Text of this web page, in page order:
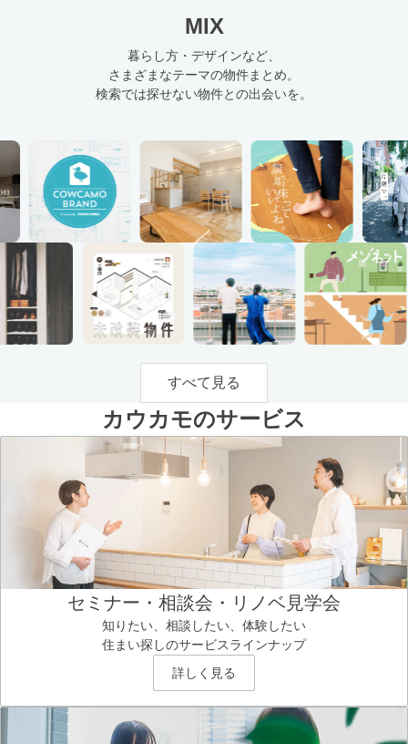
MIX
暮らし方・デザインなど、
さまざまなテーマの物件まとめ。
検索では探せない物件との出会いを。
すべて見る
カウカモのサービス
セミナー・相談会・リノベ見学会
知りたい、相談したい、体験したい
住まい探しのサービスラインナップ
詳しく見る